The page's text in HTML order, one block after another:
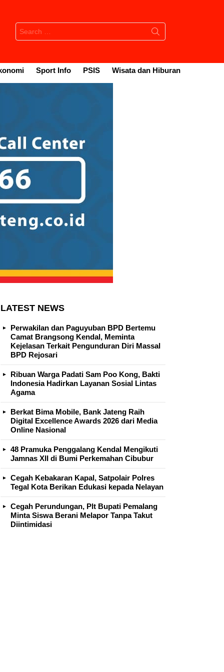
Search
for:
Sport Info PSIS Wisata dan Hiburan
LATEST NEWS
Perwakilan dan Paguyuban BPD Bertemu
Camat Brangsong Kendal, Meminta
Kejelasan Terkait Pengunduran Diri Massal
BPD Rejosari
Ribuan Warga Padati Sam Poo Kong, Bakti
Indonesia Hadirkan Layanan Sosial Lintas
Agama
Berkat Bima Mobile, Bank Jateng Raih
Digital Excellence Awards 2026 dari Media
Online Nasional
48 Pramuka Penggalang Kendal Mengikuti
Jamnas XII di Bumi Perkemahan Cibubur
Cegah Kebakaran Kapal, Satpolair Polres
Tegal Kota Berikan Edukasi kepada Nelayan
Cegah Perundungan, Plt Bupati Pemalang
Minta Siswa Berani Melapor Tanpa Takut
Diintimidasi